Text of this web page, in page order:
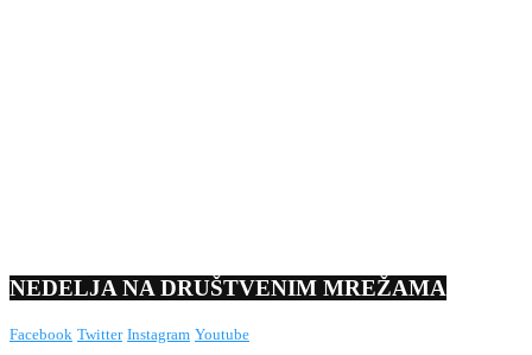
NEDELJA NA DRUŠTVENIM MREŽAMA
Facebook Twitter Instagram Youtube